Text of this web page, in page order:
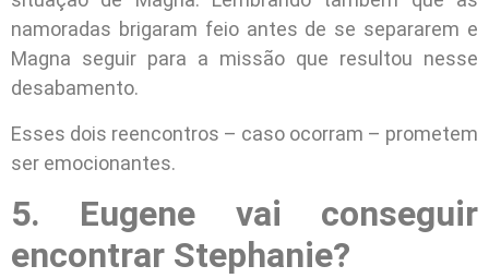
namoradas brigaram feio antes de se separarem e
Magna seguir para a missão que resultou nesse
desabamento.
Esses dois reencontros – caso ocorram – prometem
ser emocionantes.
5. Eugene vai conseguir
encontrar Stephanie?